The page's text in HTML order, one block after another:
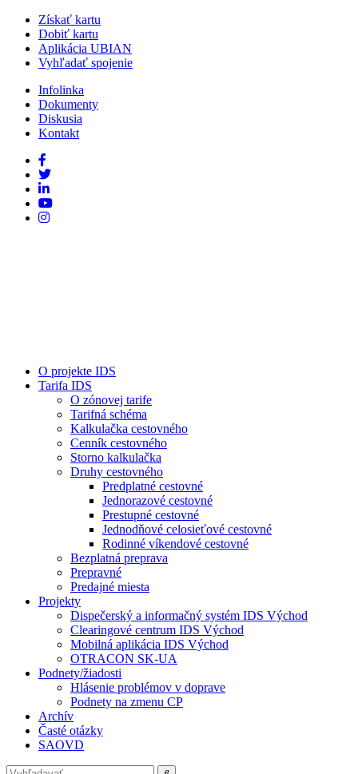
Získať kartu
Dobiť kartu
Aplikácia UBIAN
Vyhľadať spojenie
Infolinka
Dokumenty
Diskusia
Kontakt
O projekte IDS
Tarifa IDS
O zónovej tarife
Tarifná schéma
Kalkulačka cestovného
Cenník cestovného
Storno kalkulačka
Druhy cestovného
Predplatné cestovné
Jednorazové cestovné
Prestupné cestovné
Jednodňové celosieťové cestovné
Rodinné víkendové cestovné
Bezplatná preprava
Prepravné
Predajné miesta
Projekty
Dispečerský a informačný systém IDS Východ
Clearingové centrum IDS Východ
Mobilná aplikácia IDS Východ
OTRACON SK-UA
Podnety/žiadosti
Hlásenie problémov v doprave
Podnety na zmenu CP
Archív
Časté otázky
SAOVD